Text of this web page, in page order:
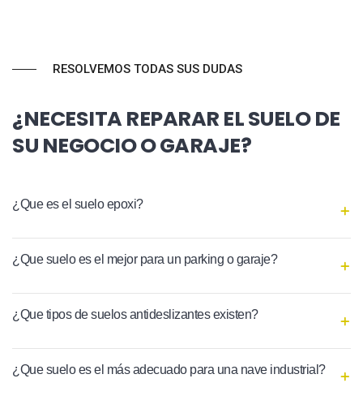
RESOLVEMOS TODAS SUS DUDAS
¿NECESITA REPARAR EL SUELO DE
SU NEGOCIO O GARAJE?
¿Que es el suelo epoxi?
¿Que suelo es el mejor para un parking o garaje?
¿Que tipos de suelos antideslizantes existen?
¿Que suelo es el más adecuado para una nave industrial?